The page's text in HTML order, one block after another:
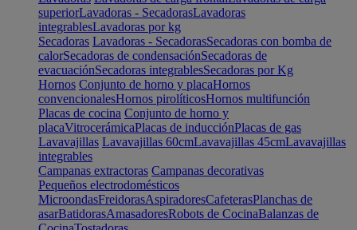
superiorLavadoras - SecadorasLavadoras
integrablesLavadoras por kg
Secadoras Lavadoras - SecadorasSecadoras con bomba de
calorSecadoras de condensaciónSecadoras de
evacuaciónSecadoras integrablesSecadoras por Kg
Hornos Conjunto de horno y placaHornos
convencionalesHornos pirolíticosHornos multifunción
Placas de cocina Conjunto de horno y
placaVitrocerámicaPlacas de inducciónPlacas de gas
Lavavajillas Lavavajillas 60cmLavavajillas 45cmLavavajillas
integrables
Campanas extractoras Campanas decorativas
Pequeños electrodomésticos
MicroondasFreidorasAspiradoresCafeterasPlanchas de
asarBatidorasAmasadoresRobots de CocinaBalanzas de